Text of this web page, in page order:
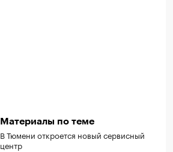
Материалы по теме
В Тюмени откроется новый сервисный
центр